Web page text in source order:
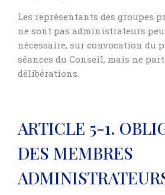
Les représentants des groupes
ne sont pas administrateurs
nécessaire, sur convocation du
séances du Conseil, mais ne
délibérations.
ARTICLE 5-1.
DES MEMBRES